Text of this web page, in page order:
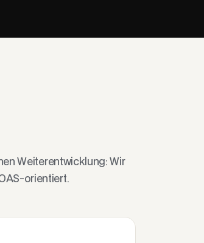
Weiterentwicklung: Wir
orientiert.